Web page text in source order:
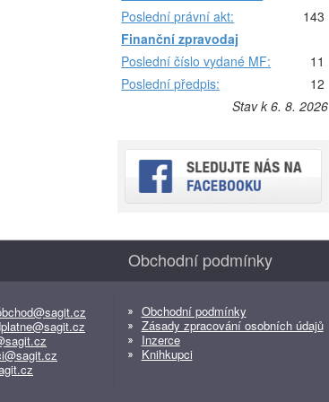
Poslední právní akt:
143
Finanční zpravodaj
Poslední číslo vydané MF:
11
Poslední předpis:
12
Stav k 6. 8. 2026
Obchodní podmínky
Obchodní podmínky
Zásady zpracování osobních údajů
Inzerce
Knihkupci